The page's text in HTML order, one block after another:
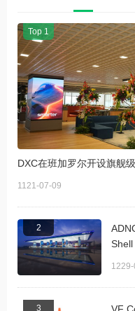
Top 1
DXC在班加罗尔开设旗舰
1121-07-09
2
3
VF